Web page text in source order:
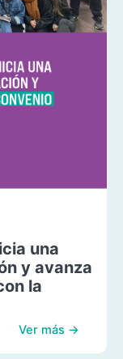
una
y avanza
la
Ver más →